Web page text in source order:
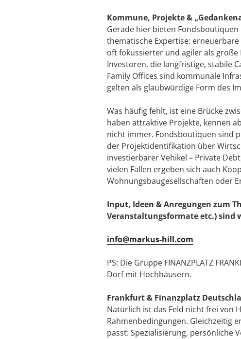
Kommune, Projekte &
Gerade hier bieten
thematische Expertise:
oft fokussierter und agiler als
Investoren, die langfristige, stabile
Family Offices sind kommunale
gelten als glaubwürdige Form des
Was häufig fehlt, ist eine Brücke
haben attraktive Projekte, kennen
nicht immer. Fondsboutiquen sind
der Projektidentifikation über
investierbarer Vehikel – Private
vielen Fällen ergeben sich auch
Wohnungsbaugesellschaften oder
Input, Ideen & Anregungen zum
Veranstaltungsformate etc.) sind
info@markus-hill.com
PS: Die Gruppe FINANZPLATZ
Dorf mit Hochhäusern.
Frankfurt & Finanzplatz
Natürlich ist das Feld nicht frei von
Rahmenbedingungen. Gleichzeitig
passt: Spezialisierung, persönliche